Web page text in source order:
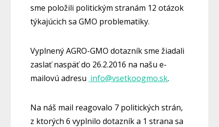
sme položili politickým stranám 12 otázok
týkajúcich sa GMO problematiky.
Vyplnený AGRO-GMO dotazník sme žiadali
zaslať naspäť do 26.2.2016 na našu e-
mailovú adresu info@vsetkoogmo.sk.
Na náš mail reagovalo 7 politických strán,
z ktorých 6 vyplnilo dotazník a 1 strana sa